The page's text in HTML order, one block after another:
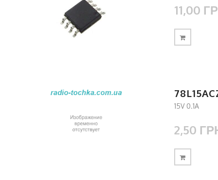
11,00
15V 0.1A
2,50